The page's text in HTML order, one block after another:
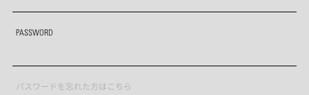
PASSWORD
パスワードを忘れた方はこちら